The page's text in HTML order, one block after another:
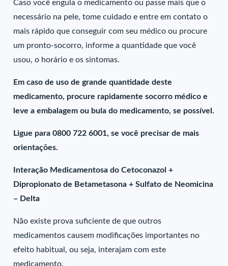
Caso você engula o medicamento ou passe mais que o
necessário na pele, tome cuidado e entre em contato o
mais rápido que conseguir com seu médico ou procure
um pronto-socorro, informe a quantidade que você
usou, o horário e os sintomas.
Em caso de uso de grande quantidade deste
medicamento, procure rapidamente socorro médico e
leve a embalagem ou bula do medicamento, se possível.
Ligue para 0800 722 6001, se você precisar de mais
orientações.
Interação Medicamentosa do Cetoconazol +
Dipropionato de Betametasona + Sulfato de Neomicina
– Delta
Não existe prova suficiente de que outros
medicamentos causem modificações importantes no
efeito habitual, ou seja, interajam com este
medicamento.